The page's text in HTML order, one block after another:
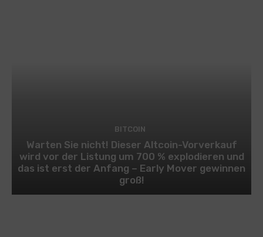
BITCOIN
Warten Sie nicht! Dieser Altcoin-Vorverkauf
wird vor der Listung um 700 % explodieren und
das ist erst der Anfang – Early Mover gewinnen
groß!